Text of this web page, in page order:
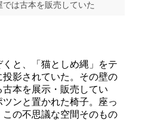
では古本を販売していた
と、「猫としめ縄」をテ
影されていた。その壁の
本を展示・販売してい
ンと置かれた椅子。座っ
の不思議な空間そのもの